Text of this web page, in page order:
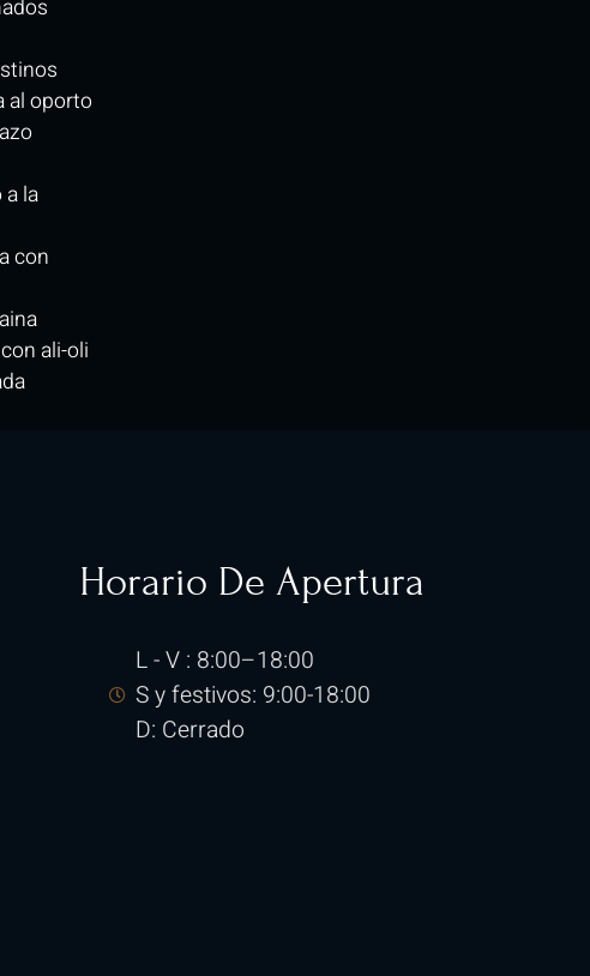
al oporto
la
con
ali-oli
Horario De Apertura
L - V : 8:00–18:00
S y festivos: 9:00-18:00
D: Cerrado